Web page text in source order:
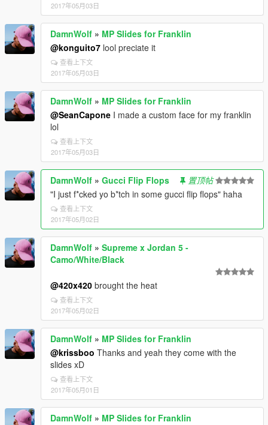
2017年05月03日
DamnWolf » MP Slides for Franklin
@konguito7 lool preciate it
查看上下文
2017年05月03日
DamnWolf » MP Slides for Franklin
@SeanCapone I made a custom face for my franklin
lol
查看上下文
2017年05月03日
DamnWolf » Gucci Flip Flops
置顶帖
"I just f*cked yo b*tch in some gucci flip flops" haha
查看上下文
2017年05月02日
DamnWolf » Supreme x Jordan 5 -
Camo/White/Black
@420x420 brought the heat
查看上下文
2017年05月02日
DamnWolf » MP Slides for Franklin
@krissboo Thanks and yeah they come with the
slides xD
查看上下文
2017年05月01日
DamnWolf » MP Slides for Franklin